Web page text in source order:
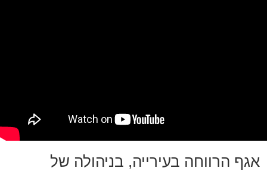
אגף הרווחה בעירייה, בניהולה של